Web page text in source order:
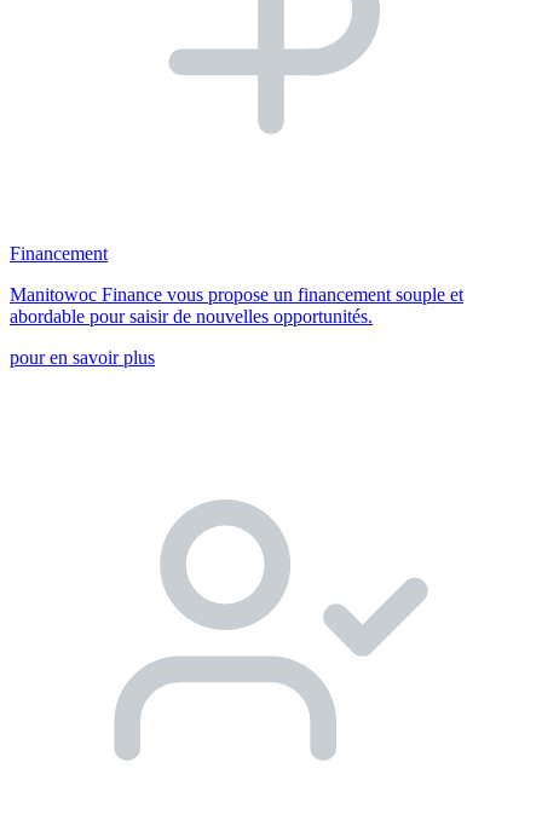
Financement
Manitowoc Finance vous propose un financement souple et
abordable pour saisir de nouvelles opportunités.
pour en savoir plus